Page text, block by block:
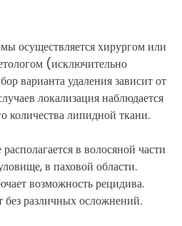
осуществляется хирургом или
(исключительно
варианта удаления зависит от
локализация наблюдается
количества липидной ткани.
в волосяной части
в паховой области.
возможность рецидива.
без различных осложнений.